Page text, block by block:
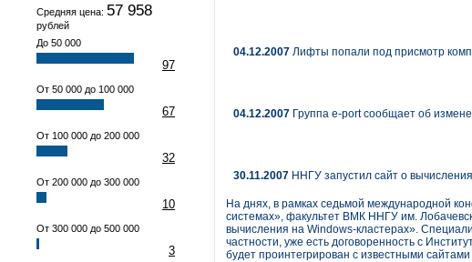
Средняя цена: 57 958
рублей
До 50 000
97
От 50 000 до 100 000
67
От 100 000 до 200 000
32
От 200 000 до 300 000
10
От 300 000 до 500 000
3
04.12.2007 Лифты попали под присмотр
04.12.2007 Группа e-port сообщает об
30.11.2007 ННГУ запустил сайт о
На днях, в рамках седьмой международной
системах», факультет ВМК ННГУ им.
вычисления на Windows-кластерах».
частности, уже есть договоренность с
будет проинтегрирован с известными